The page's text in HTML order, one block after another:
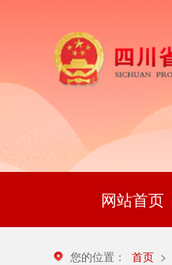
网站首页
您的位置： 首页 >